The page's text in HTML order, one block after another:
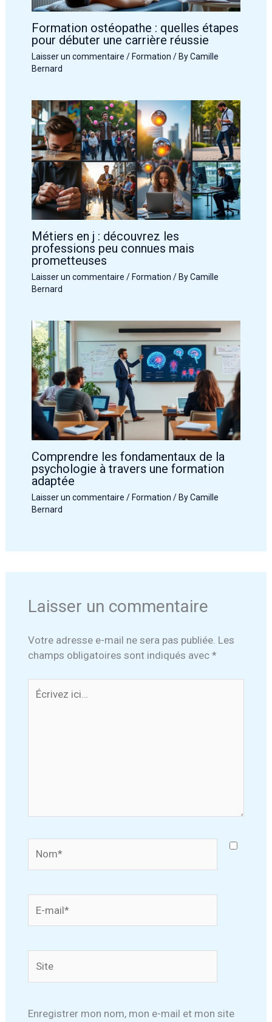
Formation ostéopathe : quelles étapes
pour débuter une carrière réussie
Laisser un commentaire /Formation / ByCamille
Bernard
Métiers en j : découvrez les
professions peu connues mais
prometteuses
Laisser un commentaire /Formation / ByCamille
Bernard
Comprendre les fondamentaux de la
psychologie à travers une formation
adaptée
Laisser un commentaire /Formation / ByCamille
Bernard
Laisser un commentaire
Votre adresse e-mail ne sera pas publiée. Les
champs obligatoires sont indiqués avec *
ici…
mail*
Enregistrer mon nom, mon e-mail et mon site